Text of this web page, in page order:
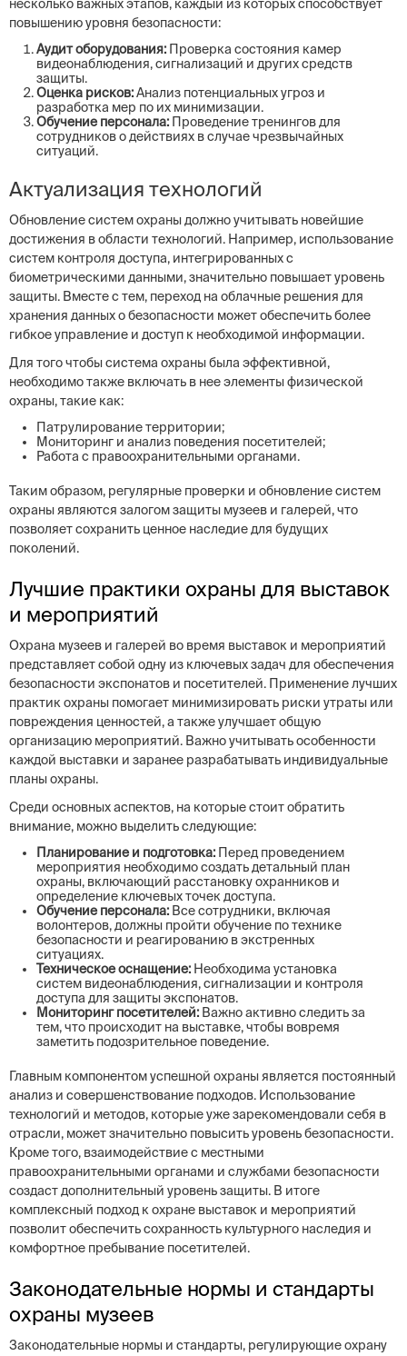
несколько важных этапов, каждый из которых способствует
повышению уровня безопасности:
Аудит оборудования: Проверка состояния камер
видеонаблюдения, сигнализаций и других средств
защиты.
Оценка рисков:Анализ потенциальных угроз и
разработка мер по их минимизации.
Обучение персонала: Проведение тренингов для
сотрудников о действиях в случае чрезвычайных
ситуаций.
Актуализация технологий
Обновление систем охраны должно учитывать новейшие
достижения в области технологий. Например, использование
систем контроля доступа, интегрированных с
биометрическими данными, значительно повышает уровень
защиты. Вместе с тем, переход на облачные решения для
хранения данных о безопасности может обеспечить более
гибкое управление и доступ к необходимой информации.
Для того чтобы система охраны была эффективной,
необходимо также включать в нее элементы физической
охраны, такие как:
Патрулирование территории;
Мониторинг и анализ поведения посетителей;
Работа с правоохранительными органами.
Таким образом, регулярные проверки и обновление систем
охраны являются залогом защиты музеев и галерей, что
позволяет сохранить ценное наследие для будущих
поколений.
Лучшие практики охраны для выставок
и мероприятий
Охрана музеев и галерей во время выставок и мероприятий
представляет собой одну из ключевых задач для обеспечения
безопасности экспонатов и посетителей. Применение лучших
практик охраны помогает минимизировать риски утраты или
повреждения ценностей, а также улучшает общую
организацию мероприятий. Важно учитывать особенности
каждой выставки и заранее разрабатывать индивидуальные
планы охраны.
Среди основных аспектов, на которые стоит обратить
внимание, можно выделить следующие:
Планирование и подготовка: Перед проведением
мероприятия необходимо создать детальный план
охраны, включающий расстановку охранников и
определение ключевых точек доступа.
Обучение персонала: Все сотрудники, включая
волонтеров, должны пройти обучение по технике
безопасности и реагированию в экстренных
ситуациях.
Техническое оснащение: Необходима установка
систем видеонаблюдения, сигнализации и контроля
доступа для защиты экспонатов.
Мониторинг посетителей: Важно активно следить за
тем, что происходит на выставке, чтобы вовремя
заметить подозрительное поведение.
Главным компонентом успешной охраны является постоянный
анализ и совершенствование подходов. Использование
технологий и методов, которые уже зарекомендовали себя в
отрасли, может значительно повысить уровень безопасности.
Кроме того, взаимодействие с местными
правоохранительными органами и службами безопасности
создаст дополнительный уровень защиты. В итоге
комплексный подход к охране выставок и мероприятий
позволит обеспечить сохранность культурного наследия и
комфортное пребывание посетителей.
Законодательные нормы и стандарты
охраны музеев
Законодательные нормы и стандарты, регулирующие охрану